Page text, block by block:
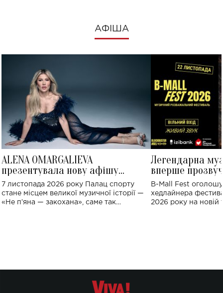
АФІША
ALENA OMARGALIEVA
презентувала нову афішу
великого концерту в Палаці
спорту
7 листопада 2026 року Палац спорту
стане місцем великої музичної історії —
«Не пʼяна — закохана», саме так
Легендарна
вперше
Україні: де
B-Mall Fest
хедлайнера
2026 року на новій